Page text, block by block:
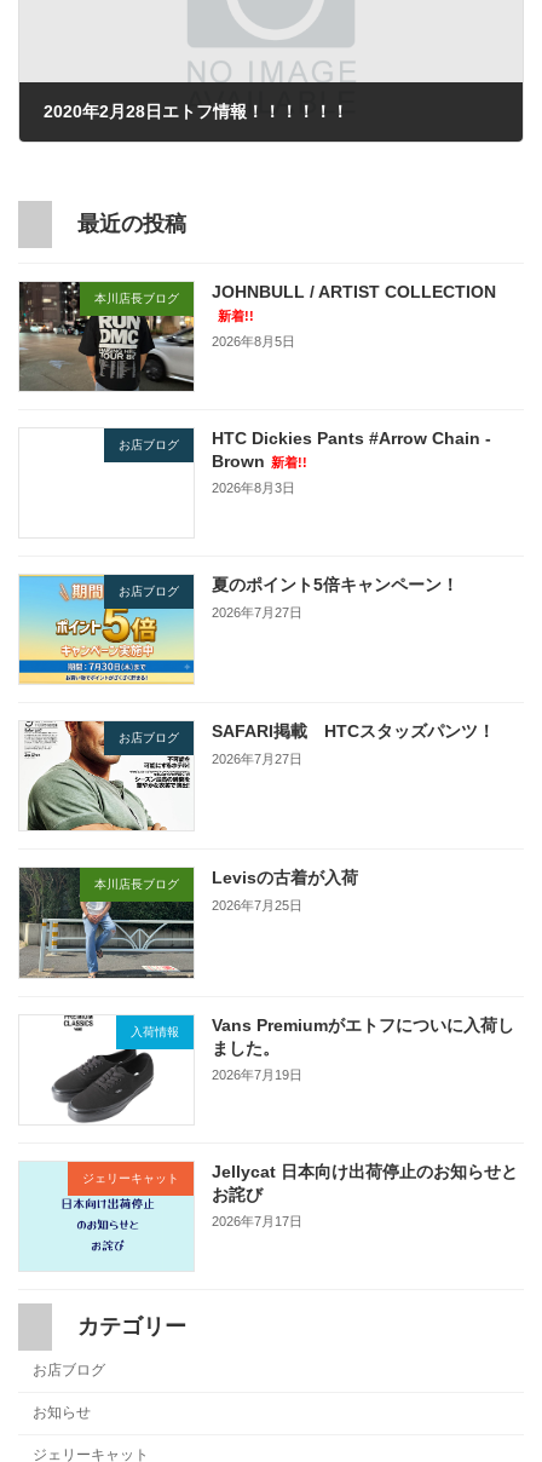
2020年2月28日エトフ情報！！！！！！
最近の投稿
本川店長ブログ JOHNBULL / ARTIST COLLECTION
新着!!
2026年8月5日
お店ブログ
HTC Dickies Pants #Arrow Chain -
Brown 新着!!
2026年8月3日
お店ブログ 夏のポイント5倍キャンペーン！
2026年7月27日
お店ブログ SAFARI掲載 HTCスタッズパンツ！
2026年7月27日
本川店長ブログ Levisの古着が入荷
2026年7月25日
入荷情報
Vans Premiumがエトフについに入荷し
ました。
2026年7月19日
ジェリーキャット
Jellycat 日本向け出荷停止のお知らせと
お詫び
2026年7月17日
カテゴリー
お店ブログ
お知らせ
ジェリーキャット